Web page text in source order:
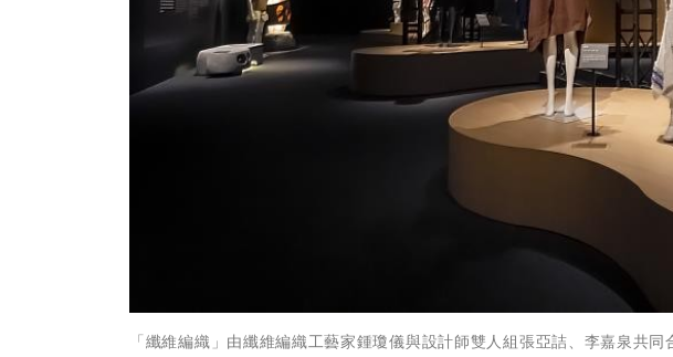
「纖維編織」由纖維編織工藝家鍾瓊儀與設計師雙人組張亞詰、李嘉泉共